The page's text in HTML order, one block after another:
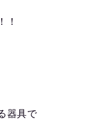
！！
器具で